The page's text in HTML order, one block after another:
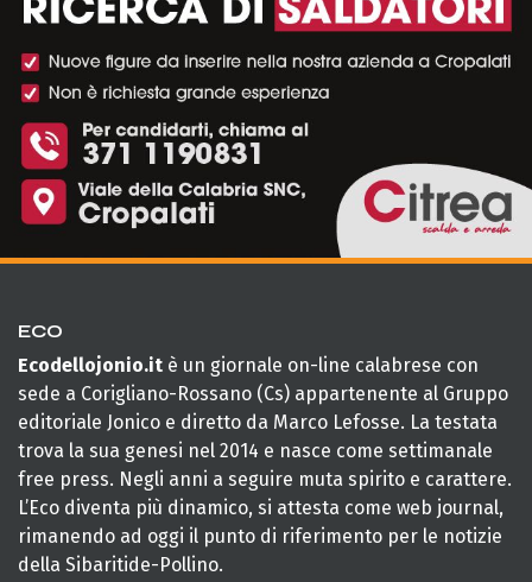
ECO
Ecodellojonio.it è un giornale on-line calabrese con
sede a Corigliano-Rossano (Cs) appartenente al Gruppo
editoriale Jonico e diretto da Marco Lefosse. La testata
trova la sua genesi nel 2014 e nasce come settimanale
free press. Negli anni a seguire muta spirito e carattere.
L’Eco diventa più dinamico, si attesta come web journal,
rimanendo ad oggi il punto di riferimento per le notizie
della Sibaritide-Pollino.